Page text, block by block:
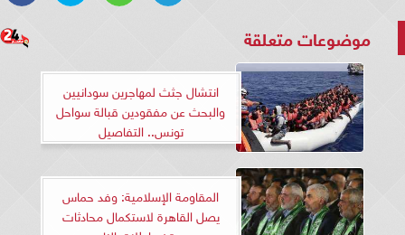
موضوعات متعلقة
انتشال جثث لمهاجرين سودانيين
والبحث عن مفقودين قبالة سواحل
تونس.. التفاصيل
المقاومة الإسلامية: وفد حماس
يصل القاهرة لاستكمال محادثات